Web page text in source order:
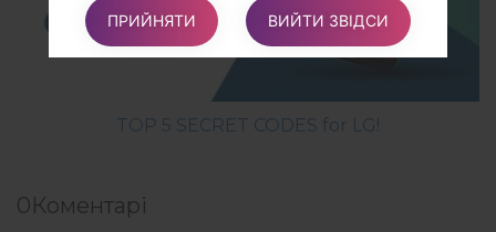
TOP 5 SECRET CODES for LG!
0Коментарі
У випадку, коли зміни впливають на обробку,
що здійснюється на підставі згоди
Користувача, Власник повинен отримати
нову згоду від Користувача, де це необхідно.
ПРИЙНЯТИ ВИЙТИ ЗВІДСИ